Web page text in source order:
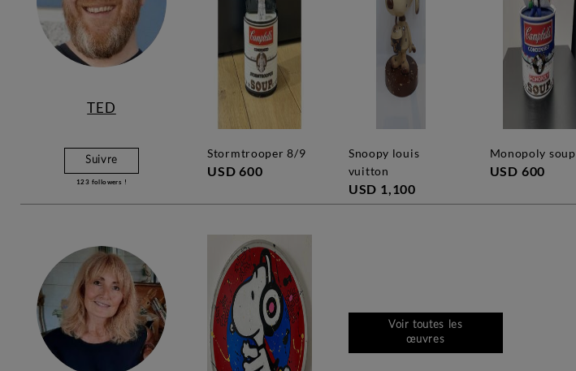
TED
Suivre
123 followers !
stormtrooper 8/9
USD 600
snoopy louis
vuitton
USD 1,100
monopoly soup
USD 600
Voir toutes les
œuvres